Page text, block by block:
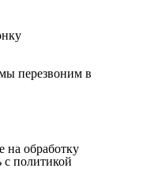
перезвоним в
на обработку
c политикой